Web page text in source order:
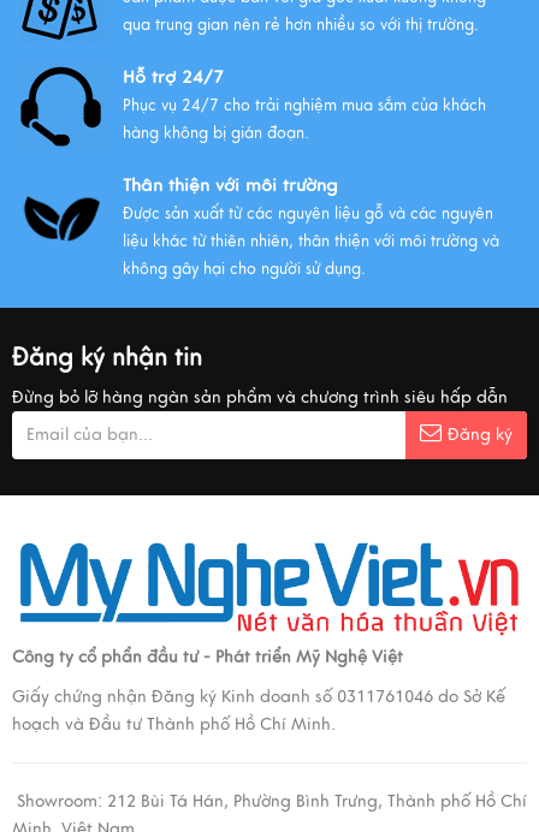
qua trung gian nên rẻ hơn nhiều so với thị trường.
Hỗ trợ 24/7
Phục vụ 24/7 cho trải nghiệm mua sắm của khách
hàng không bị gián đoạn.
Thân thiện với môi trường
Được sản xuất từ các nguyên liệu gỗ và các nguyên
liệu khác từ thiên nhiên, thân thiện với môi trường và
không gây hại cho người sử dụng.
Đăng ký nhận tin
Đừng bỏ lỡ hàng ngàn sản phẩm và chương trình siêu hấp dẫn
Đăng ký
Công ty cổ phẩn đầu tư - Phát triển Mỹ Nghệ Việt
Giấy chứng nhận Đăng ký Kinh doanh số 0311761046 do Sở Kế
hoạch và Đầu tư Thành phố Hồ Chí Minh.
Showroom: 212 Bùi Tá Hán, Phường Bình Trưng, Thành phố Hồ Chí